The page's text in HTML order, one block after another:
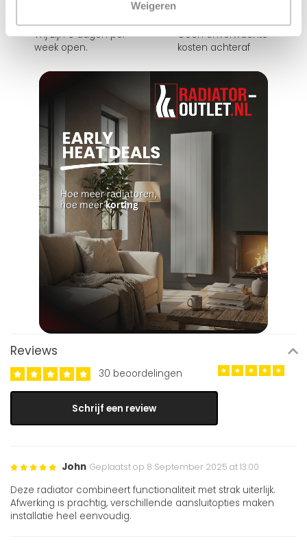
Weigeren
winkel?
Wij zijn 6 dagen per
week open.
Nederland en België
Geen onverwachte
kosten achteraf
Reviews
30 beoordelingen
Schrijf een review
John Geplaatst op 8 September 2025 at 13:00
Deze radiator combineert functionaliteit met strak uiterlijk.
Afwerking is prachtig, verschillende aansluitopties maken
installatie heel eenvoudig.